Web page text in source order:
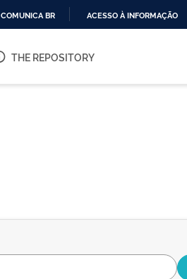
O
COMUNICA BR ACESSO À INFORMAÇÃO
THE REPOSITORY